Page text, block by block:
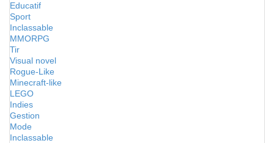
Educatif
Sport
Inclassable
MMORPG
Tir
Visual novel
Rogue-Like
Minecraft-like
LEGO
Indies
Gestion
Mode
Inclassable